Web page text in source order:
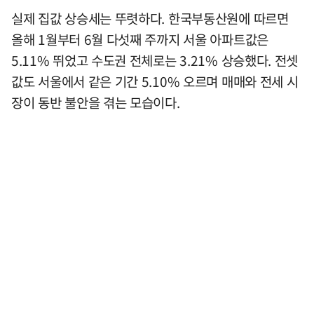
실제 집값 상승세는 뚜렷하다. 한국부동산원에 따르면
올해 1월부터 6월 다섯째 주까지 서울 아파트값은
5.11% 뛰었고 수도권 전체로는 3.21% 상승했다. 전셋
값도 서울에서 같은 기간 5.10% 오르며 매매와 전세 시
장이 동반 불안을 겪는 모습이다.